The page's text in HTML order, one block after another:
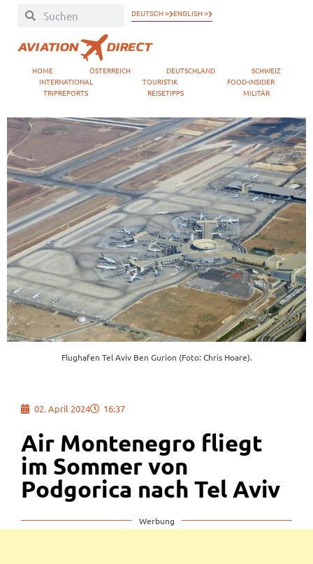
DEUTSCH » ENGLISH »
HOME ÖSTERREICH DEUTSCHLAND
SCHWEIZ
INTERNATIONAL
TOURISTIK
FOOD-INSIDER
TRIPREPORTS
REISETIPPS MILITÄR
Flughafen Tel Aviv Ben Gurion (Foto: Chris Hoare).
02. April 2024 16:37
Air Montenegro fliegt
im Sommer von
Podgorica nach Tel Aviv
Werbung